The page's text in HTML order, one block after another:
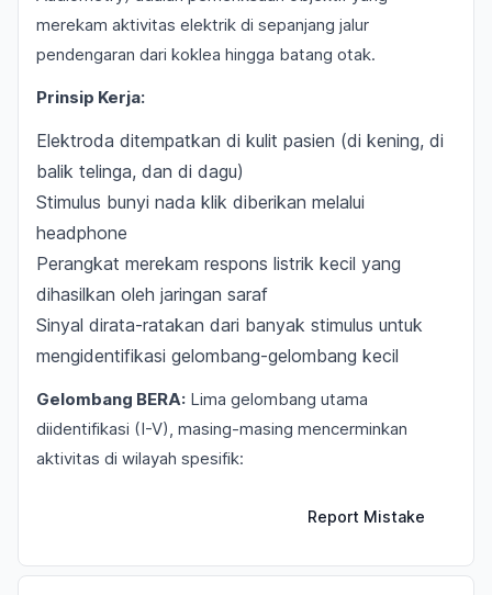
merekam aktivitas elektrik di sepanjang jalur
pendengaran dari koklea hingga batang otak.
Prinsip Kerja:
Elektroda ditempatkan di kulit pasien (di kening, di
balik telinga, dan di dagu)
Stimulus bunyi nada klik diberikan melalui
headphone
Perangkat merekam respons listrik kecil yang
dihasilkan oleh jaringan saraf
Sinyal dirata-ratakan dari banyak stimulus untuk
mengidentifikasi gelombang-gelombang kecil
Gelombang BERA: Lima gelombang utama
diidentifikasi (I-V), masing-masing mencerminkan
aktivitas di wilayah spesifik:
Report Mistake